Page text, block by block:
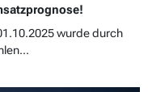
wurde durch